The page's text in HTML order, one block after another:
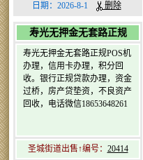
日期：2026-8-1 删除
寿光无押金无套路正规
寿光无押金无套路正规POS机
办理，信用卡办理，积分回
收。银行正规贷款办理，资金
过桥，房产贷垫资，不良资产
回收，电话微信18653648261
圣城街道出售↑编号： 20414